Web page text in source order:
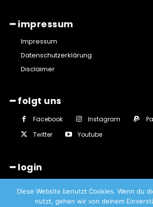
━ impressum
Impressum
Datenschutzerklärung
Disclaimer
━ folgt uns
Facebook Instagram
Twitter
Youtube
━ login
Diese Website benutzt Cookies. Wenn du
nutzt, gehen wir von deinem